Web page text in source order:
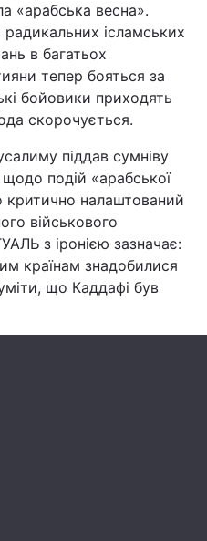
Війна
Політика
Світ
«арабська весна».
ісламських
в багатьох
тепер бояться за
бойовики приходять
скорочується.
піддав сумніву
щодо подій «арабської
критично налаштований
військового
з іронією зазначає:
країнам знадобилися
що Каддафі був